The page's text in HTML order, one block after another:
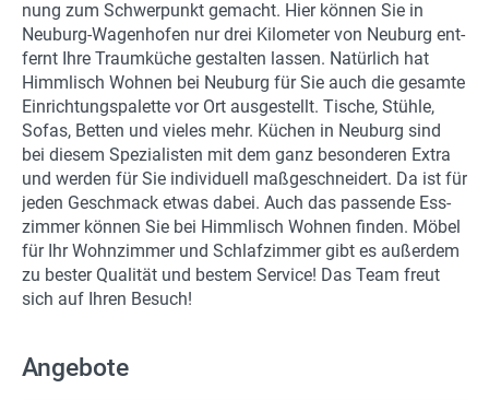
nung zum Schwer­punkt ge­macht. Hier kön­nen Sie in
Neuburg-​Wagenhofen nur drei Ki­lo­me­ter von Neu­burg ent­
fernt Ihre Traum­kü­che ge­stal­ten las­sen. Na­tür­lich hat
Himm­lisch Woh­nen bei Neu­burg für Sie auch die ge­sam­te
Ein­rich­tungs­pa­let­te vor Ort aus­ge­stellt. Ti­sche, Stüh­le,
Sofas, Bet­ten und vie­les mehr. Kü­chen in Neu­burg sind
bei die­sem Spe­zia­lis­ten mit dem ganz be­son­de­ren Extra
und wer­den für Sie in­di­vi­du­ell maß­ge­schnei­dert. Da ist für
jeden Ge­schmack etwas dabei. Auch das pas­sen­de Ess­
zim­mer kön­nen Sie bei Himm­lisch Woh­nen fin­den. Möbel
für Ihr Wohn­zim­mer und Schlaf­zim­mer gibt es au­ßer­dem
zu bes­ter Qua­li­tät und bes­tem Ser­vice! Das Team freut
sich auf Ihren Be­such!
Angebote